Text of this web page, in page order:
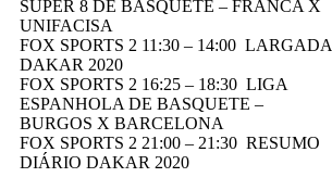
SUPER 8 DE BASQUETE – FRANCA X
UNIFACISA
FOX SPORTS 2 11:30 – 14:00 LARGADA
DAKAR 2020
FOX SPORTS 2 16:25 – 18:30 LIGA
ESPANHOLA DE BASQUETE –
BURGOS X BARCELONA
FOX SPORTS 2 21:00 – 21:30 RESUMO
DIÁRIO DAKAR 2020